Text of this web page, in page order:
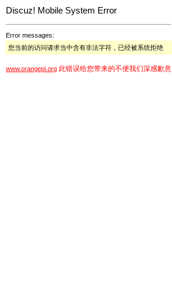
Discuz! Mobile System Error
Error messages:
您当前的访问请求当中含有非法字符，已经被系统拒绝
www.orangepi.org 此错误给您带来的不便我们深感歉意